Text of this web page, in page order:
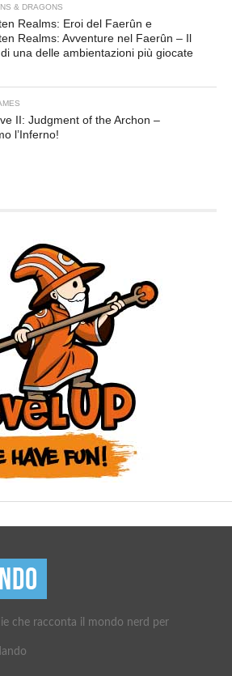
& DRAGONS
Realms: Eroi del Faerûn e
Realms: Avventure nel Faerûn – Il
una delle ambientazioni più giocate
II: Judgment of the Archon –
l’Inferno!
che racconta il mondo nerd per